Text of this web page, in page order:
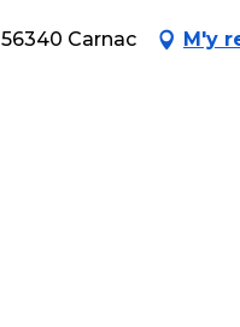
56340 Carnac M'y